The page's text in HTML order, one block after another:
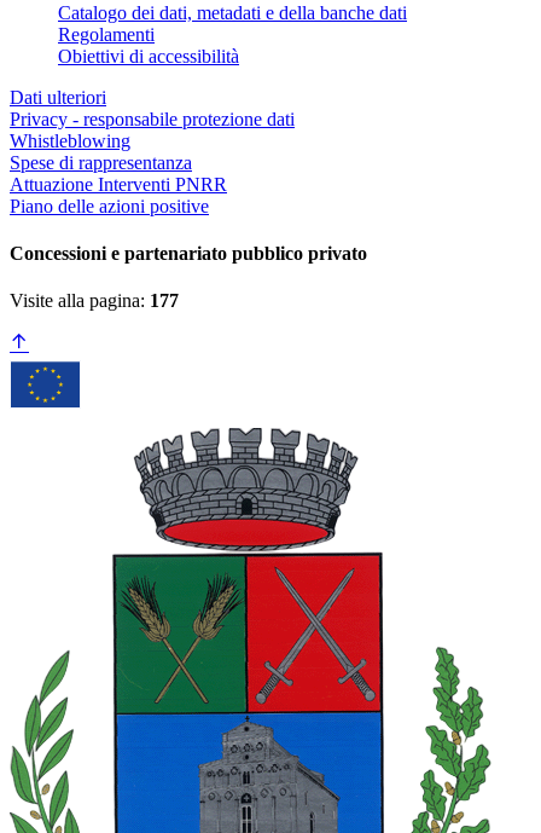
Catalogo dei dati, metadati e della banche dati
Regolamenti
Obiettivi di accessibilità
Dati ulteriori
Privacy - responsabile protezione dati
Whistleblowing
Spese di rappresentanza
Attuazione Interventi PNRR
Piano delle azioni positive
Concessioni e partenariato pubblico privato
Visite alla pagina: 177